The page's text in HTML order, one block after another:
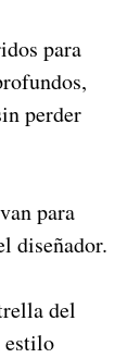
para
perder
para
diseñador.
del
estilo